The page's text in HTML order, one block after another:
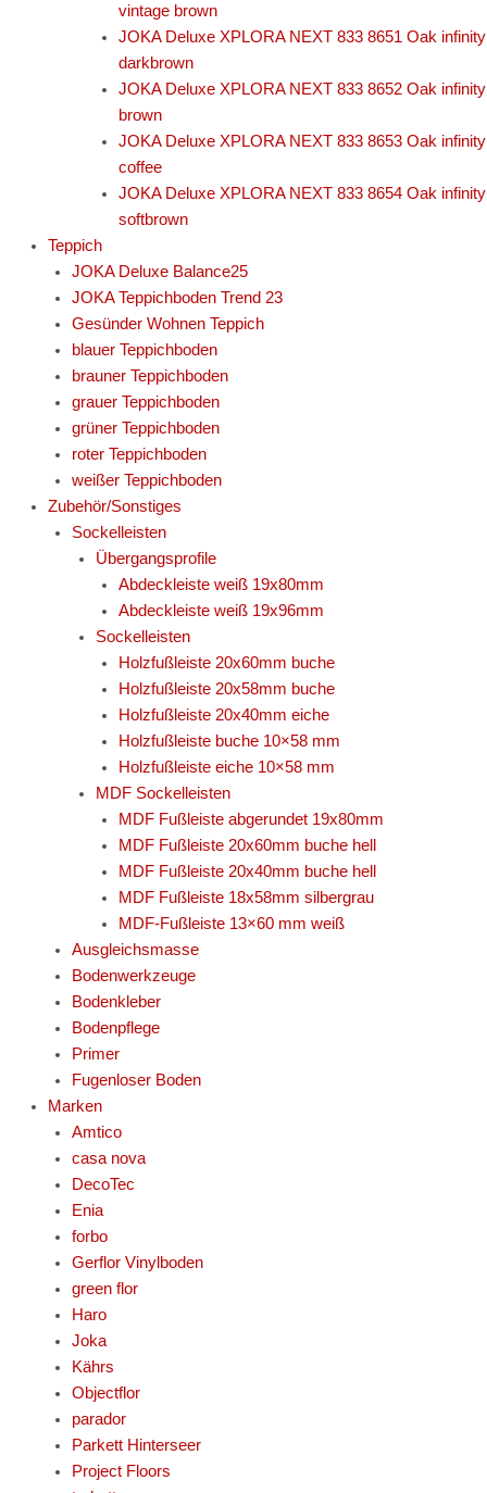
vintage brown
JOKA Deluxe XPLORA NEXT 833 8651 Oak infinity
darkbrown
JOKA Deluxe XPLORA NEXT 833 8652 Oak infinity
brown
JOKA Deluxe XPLORA NEXT 833 8653 Oak infinity
coffee
JOKA Deluxe XPLORA NEXT 833 8654 Oak infinity
softbrown
Teppich
JOKA Deluxe Balance25
JOKA Teppichboden Trend 23
Gesünder Wohnen Teppich
blauer Teppichboden
brauner Teppichboden
grauer Teppichboden
grüner Teppichboden
roter Teppichboden
weißer Teppichboden
Zubehör/Sonstiges
Sockelleisten
Übergangsprofile
Abdeckleiste weiß 19x80mm
Abdeckleiste weiß 19x96mm
Sockelleisten
Holzfußleiste 20x60mm buche
Holzfußleiste 20x58mm buche
Holzfußleiste 20x40mm eiche
Holzfußleiste buche 10×58 mm
Holzfußleiste eiche 10×58 mm
MDF Sockelleisten
MDF Fußleiste abgerundet 19x80mm
MDF Fußleiste 20x60mm buche hell
MDF Fußleiste 20x40mm buche hell
MDF Fußleiste 18x58mm silbergrau
MDF-Fußleiste 13×60 mm weiß
Ausgleichsmasse
Bodenwerkzeuge
Bodenkleber
Bodenpflege
Primer
Fugenloser Boden
Marken
Amtico
casa nova
DecoTec
Enia
forbo
Gerflor Vinylboden
green flor
Haro
Joka
Kährs
Objectflor
parador
Parkett Hinterseer
Project Floors